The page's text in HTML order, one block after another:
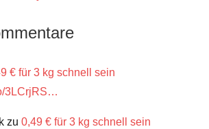
€ für 3 kg schnell sein
3LCrjRS…
zu 0,49 € für 3 kg schnell sein